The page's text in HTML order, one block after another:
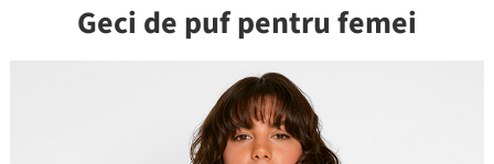
Geci de puf pentru femei